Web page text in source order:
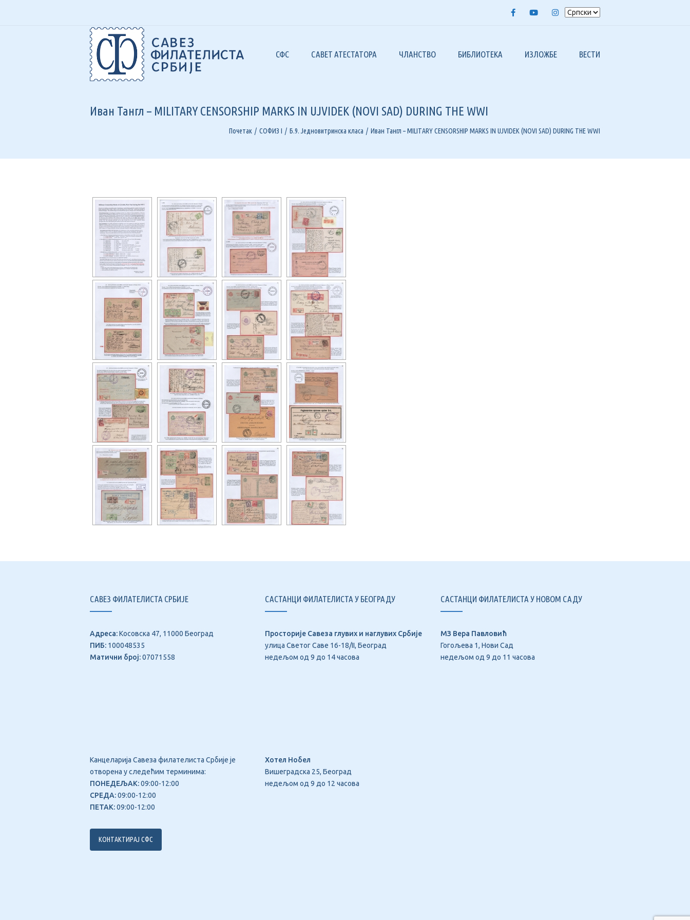
FacebookYoutubeInstagram
СФС
ФИЛАТЕЛИСТИЧКА ДРУШТВА
ПОВЕРЕНИК ЗА РЕШАВАЊЕ СПОРОВА
САВЕТ АТЕСТАТОРА ЧЛАНСТВО БИБЛИОТЕКА
ЧАСОПИС „ФИЛАТЕЛИСТА“
ЧАСОПИС „ФИЛАБЕРЗА“
ИЗЛОЖБЕ
2020, ИНТЕРНЕТ ИЗЛОЖБА – СОФИЗ I
ВЕСТИ
Иван Тангл – MILITARY CENSORSHIP MARKS IN UJVIDEK (NOVI SAD) DURING THE WWI
Почетак СОФИЗ I Б.9. Једновитринска класа Иван Тангл – MILITARY CENSORSHIP MARKS IN UJVIDEK (NOVI SAD) DURING THE WWI
САВЕЗ ФИЛАТЕЛИСТА СРБИЈЕ
Адреса:Косовска 47, 11000 Београд
ПИБ: 100048535
Матични број:07071558
Канцеларија Савеза филателиста Србије је
отворена у следећим терминима:
ПОНЕДЕЉАК:09:00-12:00
СРЕДА:09:00-12:00
ПЕТАК:09:00-12:00
КОНТАКТИРАЈ СФС
САСТАНЦИ ФИЛАТЕЛИСТА У БЕОГРАДУ
Просторије Савеза глувих и наглувих Србије
улица Светог Саве 16-18/II, Београд
недељом од 9 до 14 часова
Хотел Нобел
Вишеградска 25, Београд
недељом од 9 до 12 часова
САСТАНЦИ ФИЛАТЕЛИСТА У НОВОМ САДУ
МЗ Вера Павловић
Гогољева 1, Нови Сад
недељом од 9 до 11 часова